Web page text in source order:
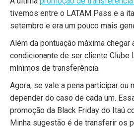
tivemos entre o LATAM Pass e a
setembro e era um pouco mais
Além da pontuação máxima chegar
condicionante de ser cliente Clube
mínimos de transferência.
Agora, se vale a pena participar ou
depender do caso de cada um.
promoção da Black Friday do Itaú
Minha sugestão é de transferir os